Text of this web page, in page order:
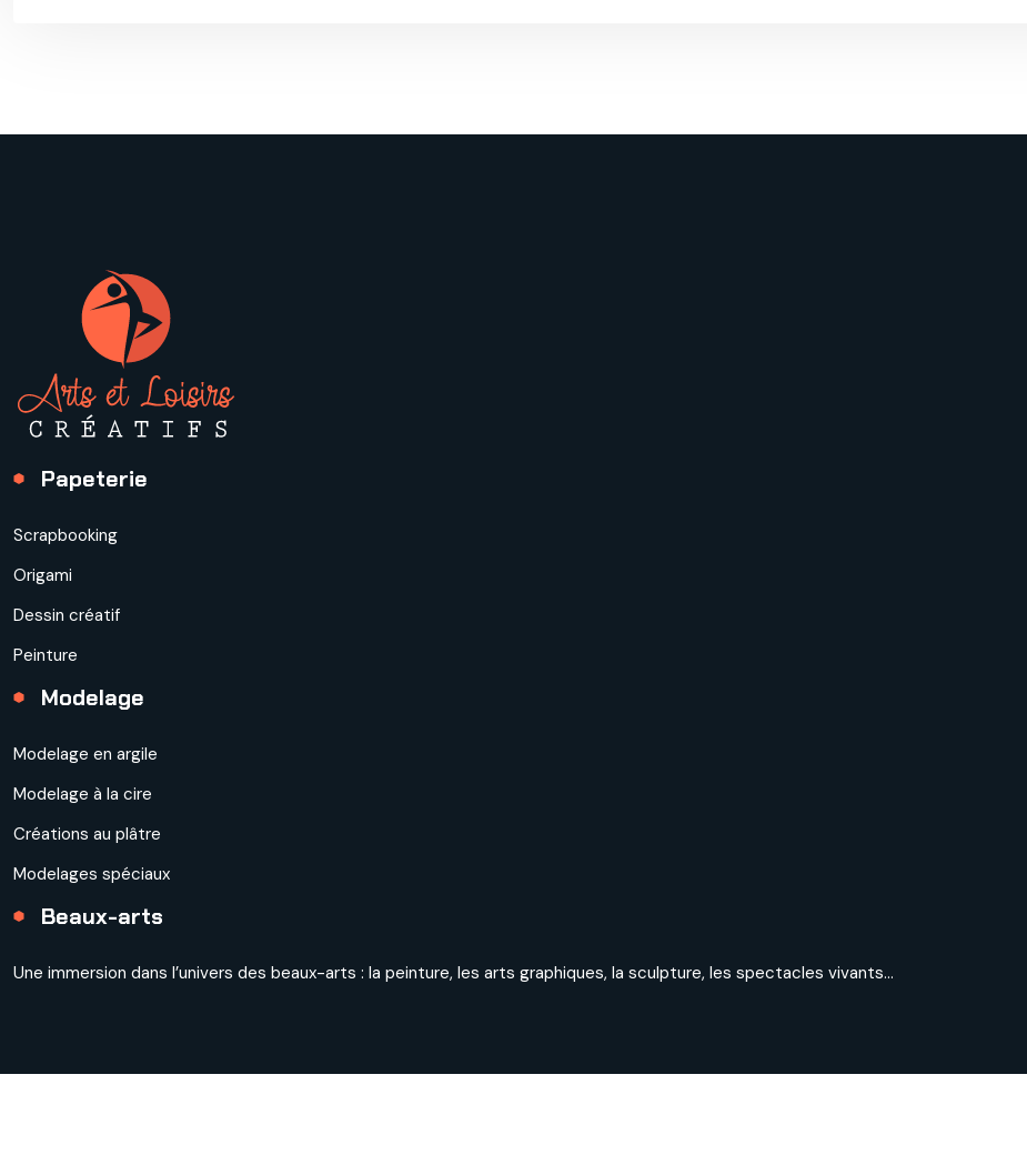
Papeterie
Scrapbooking
Origami
Dessin créatif
Peinture
Modelage
Modelage en argile
Modelage à la cire
Créations au plâtre
Modelages spéciaux
Beaux-arts
Une immersion dans l’univers des beaux-arts : la peinture, les arts graphiques, la sculpture, les spectacles vivants…